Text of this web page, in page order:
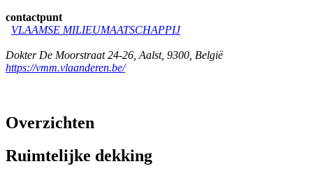
contactpunt
VLAAMSE MILIEUMAATSCHAPPIJ
Dokter De Moorstraat 24-26 Aalst, 9300 België
https://vmm.vlaanderen.be/
Overzichten
Ruimtelijke dekking